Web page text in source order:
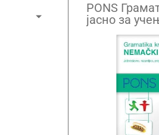
PONS
јасно за
језика